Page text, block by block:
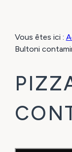
Vous êtes ici :
Bultoni